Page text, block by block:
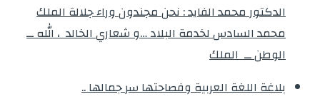
الدكتور محمد الفايد : نحن مجندون وراء جلالة الملك
محمد السادس لخدمة البلاد …و شعاري الخالد ، الله ــ
الوطن ــ الملك
بلاغة اللغة العربية وفصاحتها سر جمالها ..